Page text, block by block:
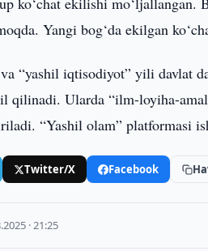
Yangi bog‘da ekilgan
“yashil iqtisodiyot” yili davlat
qilinadi. Ularda “ilm-loyiha-
“Yashil olam” platformasi
Twitter/X Facebook
· 21:25